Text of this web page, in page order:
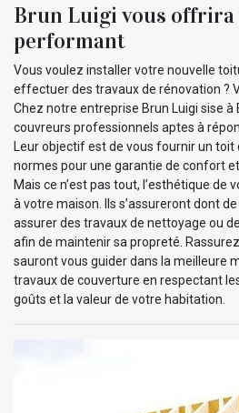
Brun Luigi vous
performant
Vous voulez installer votre nouvelle
effectuer des travaux de rénovation ?
Chez notre entreprise Brun Luigi sise à
couvreurs professionnels aptes à
Leur objectif est de vous fournir un
normes pour une garantie de confort
Mais ce n’est pas tout, l’esthétique de
à votre maison. Ils s’assureront dont
assurer des travaux de nettoyage ou
afin de maintenir sa propreté.
sauront vous guider dans la meilleure
travaux de couverture en respectant
goûts et la valeur de votre habitation.